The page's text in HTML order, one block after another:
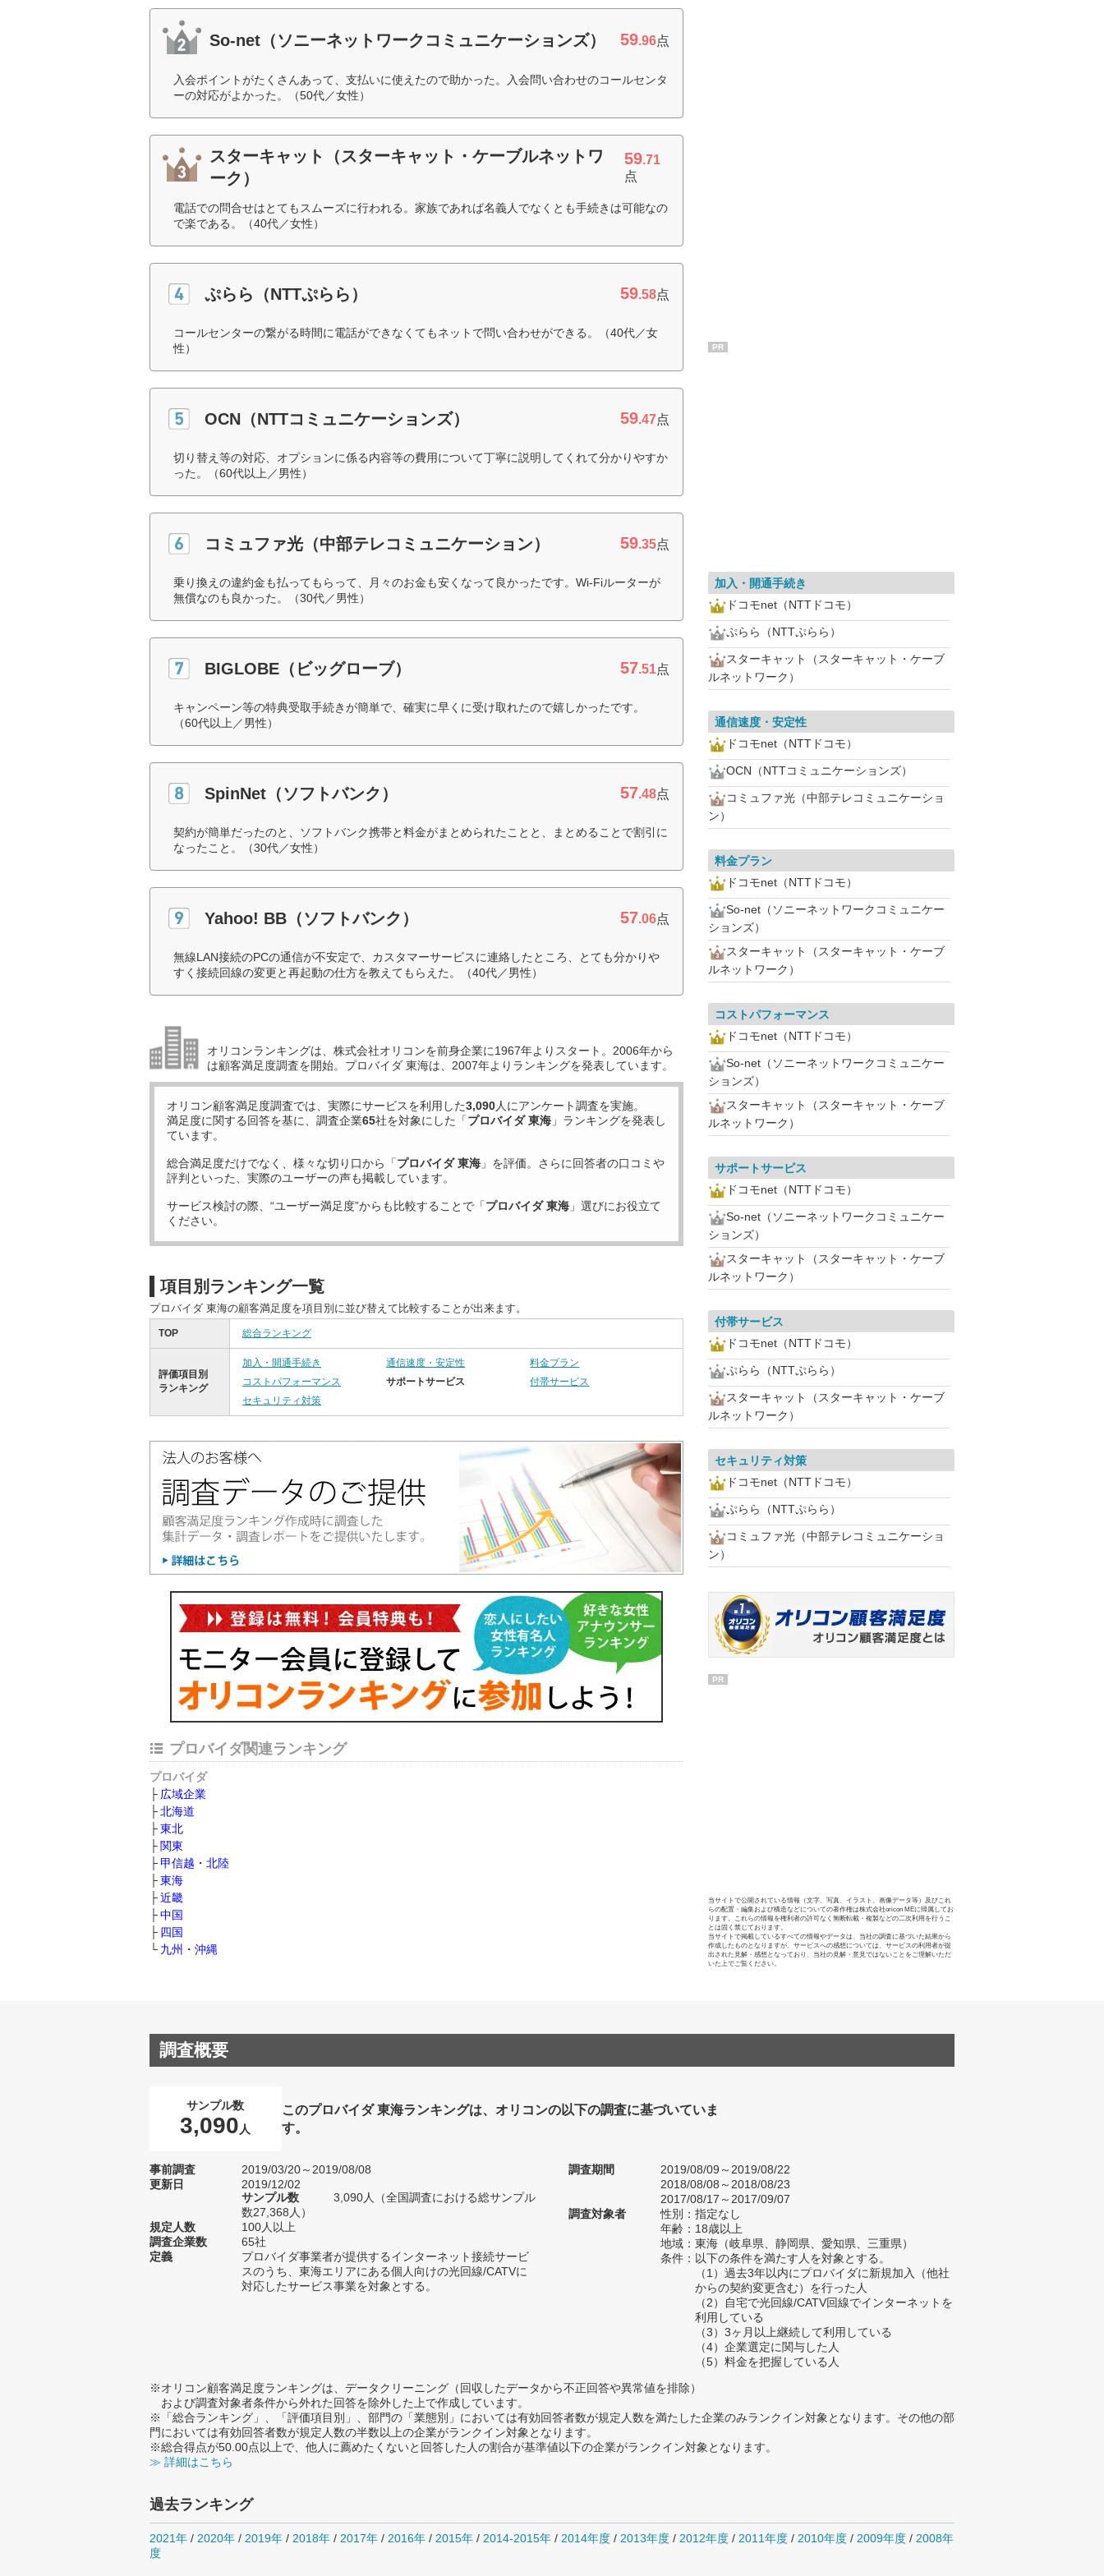
So-net（ソニーネットワークコミュニケーションズ） 59.96点
入会ポイントがたくさんあって、支払いに使えたので助かった。入会問い合わせのコールセンタ
ーの対応がよかった。（50代／女性）
スターキャット（スターキャット・ケーブルネットワ
ーク）
59.71
点
電話での問合せはとてもスムーズに行われる。家族であれば名義人でなくとも手続きは可能なの
で楽である。（40代／女性）
ぷらら（NTTぷらら） 59.58点
コールセンターの繋がる時間に電話ができなくてもネットで問い合わせができる。（40代／女
性）
OCN（NTTコミュニケーションズ） 59.47点
切り替え等の対応、オプションに係る内容等の費用について丁寧に説明してくれて分かりやすか
った。（60代以上／男性）
コミュファ光（中部テレコミュニケーション） 59.35点
乗り換えの違約金も払ってもらって、月々のお金も安くなって良かったです。Wi-Fiルーターが
無償なのも良かった。（30代／男性）
BIGLOBE（ビッグローブ） 57.51点
キャンペーン等の特典受取手続きが簡単で、確実に早くに受け取れたので嬉しかったです。
（60代以上／男性）
SpinNet（ソフトバンク） 57.48点
契約が簡単だったのと、ソフトバンク携帯と料金がまとめられたことと、まとめることで割引に
なったこと。（30代／女性）
Yahoo! BB（ソフトバンク） 57.06点
無線LAN接続のPCの通信が不安定で、カスタマーサービスに連絡したところ、とても分かりや
すく接続回線の変更と再起動の仕方を教えてもらえた。（40代／男性）
オリコンランキングは、株式会社オリコンを前身企業に1967年よりスタート。2006年から
は顧客満足度調査を開始。プロバイダ 東海は、2007年よりランキングを発表しています。
オリコン顧客満足度調査では、実際にサービスを利用した3,090人にアンケート調査を実施。
満足度に関する回答を基に、調査企業65社を対象にした「プロバイダ 東海 」ランキングを発表し
ています。
総合満足度だけでなく、様々な切り口から「プロバイダ 東海 」を評価。さらに回答者の口コミや
評判といった、実際のユーザーの声も掲載しています。
サービス検討の際、“ユーザー満足度”からも比較することで「プロバイダ 東海 」選びにお役立て
ください。
項目別ランキング一覧
プロバイダ 東海の顧客満足度を項目別に並び替えて比較することが出来ます。
TOP 総合ランキング
評価項目別
ランキング
加入・開通手続き 通信速度・安定性
料金プラン
コストパフォーマンス
サポートサービス
付帯サービス
セキュリティ対策
プロバイダ関連ランキング
プロバイダ
広域企業
北海道
東北
関東
甲信越・北陸
東海
近畿
中国
四国
九州・沖縄
PR
加入・開通手続き
ドコモnet（NTTドコモ）
ぷらら（NTTぷらら）
スターキャット（スターキャット・ケーブ
ルネットワーク）
通信速度・安定性
ドコモnet（NTTドコモ）
OCN（NTTコミュニケーションズ）
コミュファ光（中部テレコミュニケーショ
ン）
料金プラン
ドコモnet（NTTドコモ）
So-net（ソニーネットワークコミュニケー
ションズ）
スターキャット（スターキャット・ケーブ
ルネットワーク）
コストパフォーマンス
ドコモnet（NTTドコモ）
So-net（ソニーネットワークコミュニケー
ションズ）
スターキャット（スターキャット・ケーブ
ルネットワーク）
サポートサービス
ドコモnet（NTTドコモ）
So-net（ソニーネットワークコミュニケー
ションズ）
スターキャット（スターキャット・ケーブ
ルネットワーク）
付帯サービス
ドコモnet（NTTドコモ）
ぷらら（NTTぷらら）
スターキャット（スターキャット・ケーブ
ルネットワーク）
セキュリティ対策
ドコモnet（NTTドコモ）
ぷらら（NTTぷらら）
コミュファ光（中部テレコミュニケーショ
ン）
PR
当サイトで公開されている情報（文字、写真、イラスト、画像データ等）及びこれ
らの配置・編集および構造などについての著作権は株式会社oricon MEに帰属してお
ります。これらの情報を権利者の許可なく無断転載・複製などの二次利用を行うこ
とは固く禁じております。
当サイトで掲載しているすべての情報やデータは、当社の調査に基づいた結果から
作成したものとなりますが、サービスへの感想については、サービスの利用者が提
出された見解・感想となっており、当社の見解・意見ではないことをご理解いただ
いた上でご覧ください。
調査概要
サンプル数
3,090 人
このプロバイダ 東海ランキングは、オリコンの以下の調査に基づいていま
す。
事前調査
2019/03/20～2019/08/08
更新日
2019/12/02
サンプル数
3,090人（全国調査における総サンプル
数27,368人）
規定人数
100人以上
調査企業数
65社
定義
プロバイダ事業者が提供するインターネット接続サービ
スのうち、東海エリアにある個人向けの光回線/CATVに
対応したサービス事業を対象とする。
調査期間
2019/08/09～2019/08/22
2018/08/08～2018/08/23
2017/08/17～2017/09/07
調査対象者
性別：指定なし
年齢：18歳以上
地域：東海（岐阜県、静岡県、愛知県、三重県）
条件：以下の条件を満たす人を対象とする。
（1）過去3年以内にプロバイダに新規加入（他社
からの契約変更含む）を行った人
（2）自宅で光回線/CATV回線でインターネットを
利用している
（3）3ヶ月以上継続して利用している
（4）企業選定に関与した人
（5）料金を把握している人
※オリコン顧客満足度ランキングは、データクリーニング（回収したデータから不正回答や異常値を排除）
および調査対象者条件から外れた回答を除外した上で作成しています。
※「総合ランキング」、「評価項目別」、部門の「業態別」においては有効回答者数が規定人数を満たした企業のみランクイン対象となります。その他の部
門においては有効回答者数が規定人数の半数以上の企業がランクイン対象となります。
※総合得点が50.00点以上で、他人に薦めたくないと回答した人の割合が基準値以下の企業がランクイン対象となります。
≫ 詳細はこちら
過去ランキング
2021年 / 2020年 / 2019年 / 2018年 / 2017年 / 2016年 / 2015年 / 2014-2015年 / 2014年度 / 2013年度 / 2012年度 / 2011年度 / 2010年度 / 2009年度 / 2008年
度